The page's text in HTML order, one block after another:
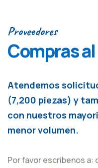
Proveedores
Compras
Atendemos
(7,200 piezas) y
con nuestros
menor volumen.
Por favor escríbenos a: